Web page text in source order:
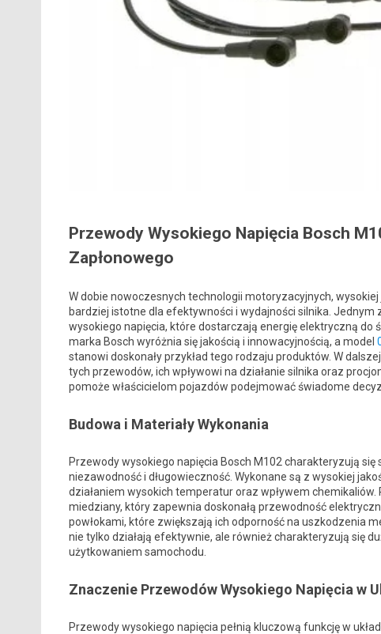
Przewody Wysokiego Napięcia Bosch
Zapłonowego
W dobie nowoczesnych technologii motoryzacyjnych,
bardziej istotne dla efektywności i wydajności silnika.
wysokiego napięcia, które dostarczają energię elektryczną do
marka Bosch wyróżnia się jakością i innowacyjnością, a model
stanowi doskonały przykład tego rodzaju produktów. W
tych przewodów, ich wpływowi na działanie silnika oraz
pomoże właścicielom pojazdów podejmować świadome
Budowa i Materiały Wykonania
Przewody wysokiego napięcia Bosch M102 charakteryzują
niezawodność i długowieczność. Wykonane są z wysokiej
działaniem wysokich temperatur oraz wpływem
miedziany, który zapewnia doskonałą przewodność
powłokami, które zwiększają ich odporność na uszkodzenia
nie tylko działają efektywnie, ale również charakteryzują się
użytkowaniem samochodu.
Znaczenie Przewodów Wysokiego Napięcia w
Przewody wysokiego napięcia pełnią kluczową funkcję w